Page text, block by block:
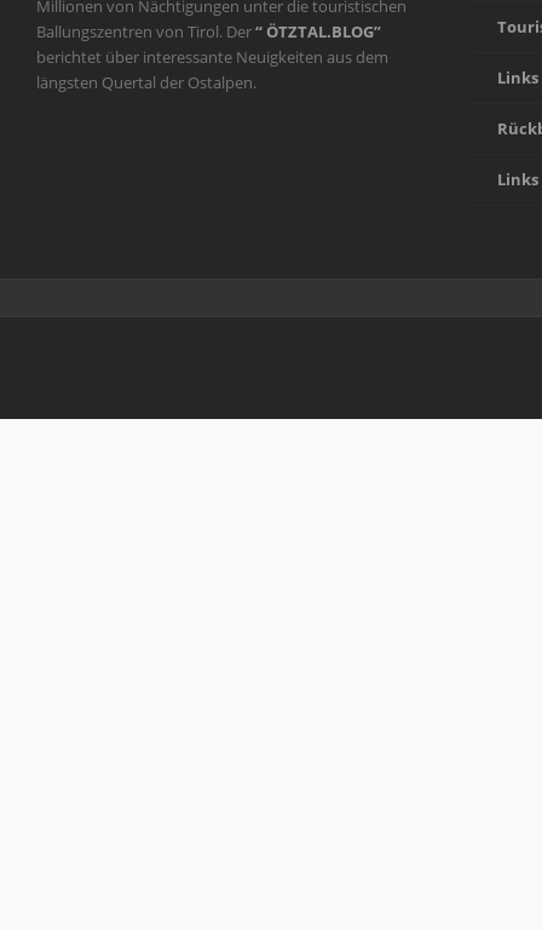
Millionen von Nächtigungen unter die touristischen
Ballungszentren von Tirol. Der“ ÖTZTAL.BLOG”
berichtet über interessante Neuigkeiten aus dem
längsten Quertal der Ostalpen.
Links
Links